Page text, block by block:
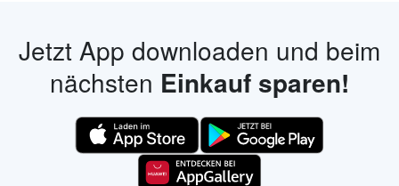
Jetzt App downloaden und beim
nächsten Einkauf sparen!